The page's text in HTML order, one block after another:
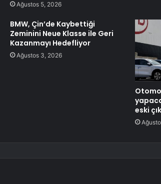
Ağustos 5, 2026
BMW, Çin’de Kaybettiği
Zeminini Neue Klasse ile Geri
Kazanmayı Hedefliyor
Ağustos 3, 2026
eski